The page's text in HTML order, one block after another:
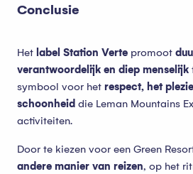
Conclusie
Het label Station Verte promoot
verantwoordelijk en diep menselijk
symbool voor het respect, het
schoonheid die Leman Mountains
activiteiten.
Door te kiezen voor een Green
andere manier van reizen, op het